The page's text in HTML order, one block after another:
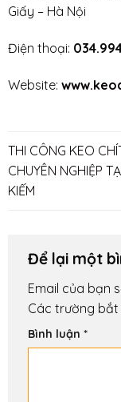
Giấy – Hà Nội
Điện thoại:
Website:
THI CÔNG KEO
CHUYÊN NGHIỆP
KIẾM
Để lại một
Email của bạn
Các trường
Bình luận *